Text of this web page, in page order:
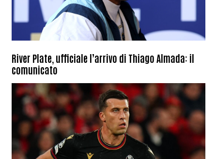
River Plate, ufficiale l’arrivo di Thiago Almada: il
comunicato